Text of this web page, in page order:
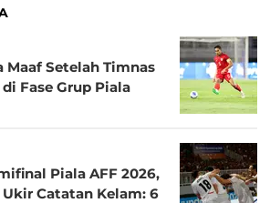
Maaf Setelah Timnas
Fase Grup Piala
Piala AFF 2026,
Catatan Kelam: 6